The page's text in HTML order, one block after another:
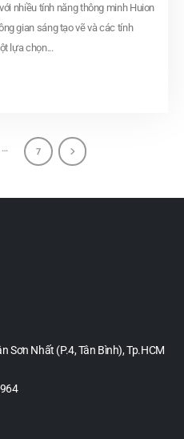
nhiều tính năng thông minh Huion
gian sáng tạo vẽ và các tính
lựa chọn...
… 7
Sơn Nhất (P.4, Tân Bình), Tp.HCM